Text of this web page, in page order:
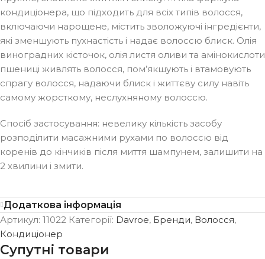
кондиціонера, що підходить для всіх типів волосся,
включаючи нарощене, містить зволожуючі інгредієнти,
які зменшують пухнастість і надає волоссю блиск. Олія
виноградних кісточок, олія листя оливи та амінокислоти
пшениці живлять волосся, пом’якшують і втамовують
спрагу волосся, надаючи блиск і життєву силу навіть
самому жорсткому, неслухняному волоссю.
Спосіб застосування: невелику кількість засобу
розподілити масажними рухами по волоссю від
коренів до кінчиків після миття шампунем, залишити на
2 хвилини і змити.
Додаткова інформація
Артикул: 11022 Категорії: Davroe, Бренди, Волосся,
Кондиціонер
Супутні товари